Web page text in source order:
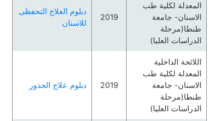
المعدلة لكلية طب
الاسنان- جامعة
طنطا(مرحلة
الدراسات العليا)
2019
دبلوم العلاج التحفظى
للاسنان
اللائحة الداخلية
المعدلة لكلية طب
الاسنان- جامعة
طنطا(مرحلة
الدراسات العليا)
2019 دبلوم علاج الجذور